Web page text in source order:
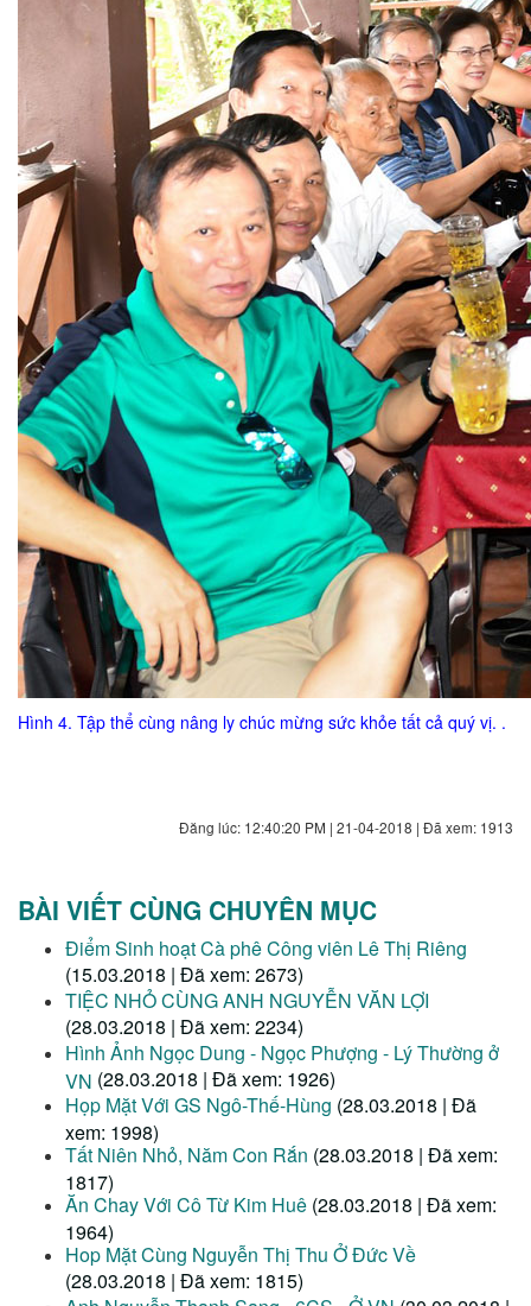
Hình 4. Tập thể cùng nâng ly chúc mừng sức khỏe tất cả quý vị. .
Đăng lúc: 12:40:20 PM | 21-04-2018 | Đã xem: 1913
BÀI VIẾT CÙNG CHUYÊN MỤC
Điểm Sinh hoạt Cà phê Công viên Lê Thị Riêng
(15.03.2018 | Đã xem: 2673)
TIỆC NHỎ CÙNG ANH NGUYỄN VĂN LỢI
(28.03.2018 | Đã xem: 2234)
Hình Ảnh Ngọc Dung - Ngọc Phượng - Lý Thường ở
VN (28.03.2018 | Đã xem: 1926)
Họp Mặt Với GS Ngô-Thế-Hùng (28.03.2018 | Đã
xem: 1998)
Tất Niên Nhỏ, Năm Con Rắn (28.03.2018 | Đã xem:
1817)
Ăn Chay Với Cô Từ Kim Huê (28.03.2018 | Đã xem:
1964)
Hop Mặt Cùng Nguyễn Thị Thu Ở Đức Về
(28.03.2018 | Đã xem: 1815)